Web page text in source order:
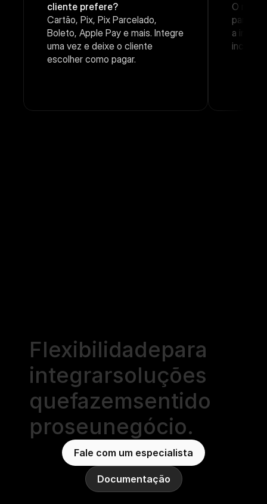
cliente prefere?
Cartão, Pix, Pix Parcelado,
Boleto, Apple Pay e mais. Integre
uma vez e deixe o cliente
escolher como pagar.
O
para
a
incluir
Flexibilidadepara
integrarsoluções
quefazemsentido
proseunegócio.
Fale com um especialista
Documentação